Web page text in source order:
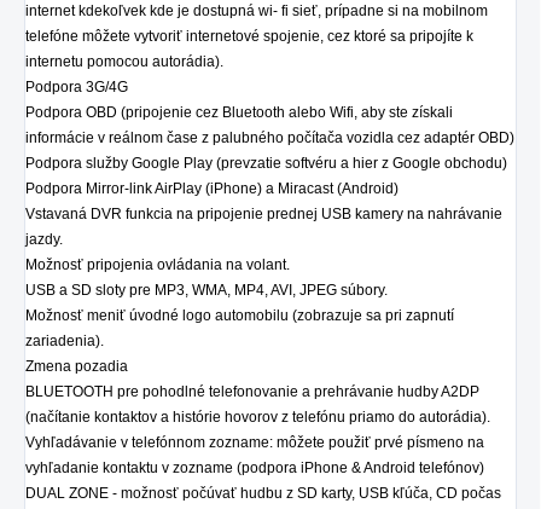
internet kdekoľvek kde je dostupná wi- fi sieť, prípadne si na mobilnom
telefóne môžete vytvoriť internetové spojenie, cez ktoré sa pripojíte k
internetu pomocou autorádia).
Podpora 3G/4G
Podpora OBD (pripojenie cez Bluetooth alebo Wifi, aby ste získali
informácie v reálnom čase z palubného počítača vozidla cez adaptér OBD)
Podpora služby Google Play (prevzatie softvéru a hier z Google obchodu)
Podpora Mirror-link AirPlay (iPhone) a Miracast (Android)
Vstavaná DVR funkcia na pripojenie prednej USB kamery na nahrávanie
jazdy.
Možnosť pripojenia ovládania na volant.
USB a SD sloty pre MP3, WMA, MP4, AVI, JPEG súbory.
Možnosť meniť úvodné logo automobilu (zobrazuje sa pri zapnutí
zariadenia).
Zmena pozadia
BLUETOOTH pre pohodlné telefonovanie a prehrávanie hudby A2DP
(načítanie kontaktov a histórie hovorov z telefónu priamo do autorádia).
Vyhľadávanie v telefónnom zozname: môžete použiť prvé písmeno na
vyhľadanie kontaktu v zozname (podpora iPhone & Android telefónov)
DUAL ZONE - možnosť počúvať hudbu z SD karty, USB kľúča, CD počas